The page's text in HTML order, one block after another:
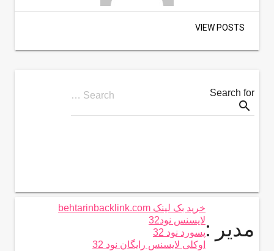
VIEW POSTS
Search for
Search …
search
مدیر :
خرید بک لینک behtarinbacklink.com
لایسنس نود32
پسورد نود 32
اوکلی لایسنس رایگان نود 32